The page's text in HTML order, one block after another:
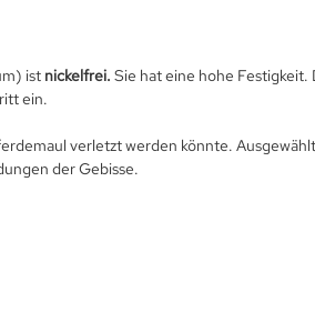
ist nickelfrei. Sie hat eine hohe
ein.
verletzt werden könnte.
der Gebisse.